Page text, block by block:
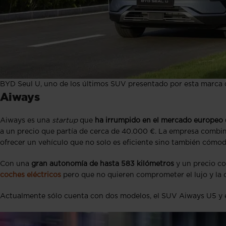
BYD Seul U, uno de los últimos SUV presentado por esta marca
Aiways
Aiways es una startup que ha irrumpido en el mercado europeo
a un precio que partía de cerca de 40.000 €. La empresa
ofrecer un vehículo que no solo es eficiente sino también
Con una gran autonomía de hasta 583 kilómetros y un precio
coches eléctricos pero que no quieren comprometer el lujo y la
Actualmente sólo cuenta con dos modelos, el SUV Aiways U5